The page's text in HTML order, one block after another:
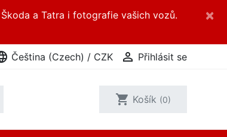
a Tatra i fotografie vašich vozů.
×
Čeština (Czech) / CZK  Přihlásit se
shopping_cart Košík (0)